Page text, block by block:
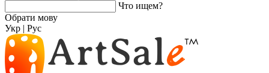
Что ищем?
Обрати мову
Укр | Рус